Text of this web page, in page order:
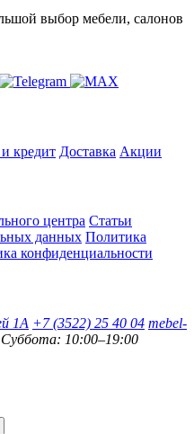
выбор мебели, салонов
кредит Доставка Акции
центра Статьи
данных Политика
конфиденциальности
1А +7 (3522) 25 40 04 mebel-
Суббота: 10:00–19:00